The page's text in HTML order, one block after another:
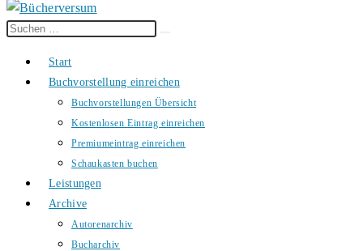
Diese
durchsuchen
Start
Buchvorstellung einreichen
Buchvorstellungen Übersicht
Kostenlosen Eintrag einreichen
Premiumeintrag einreichen
Schaukasten buchen
Leistungen
Archive
Autorenarchiv
Bucharchiv